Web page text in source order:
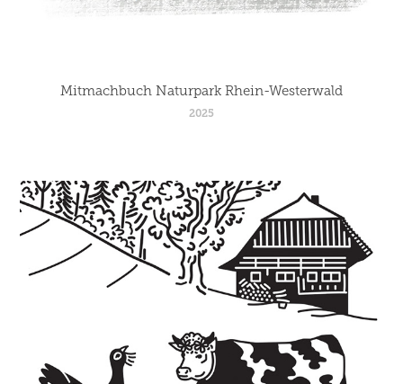
Mitmachbuch Naturpark Rhein-Westerwald
2025